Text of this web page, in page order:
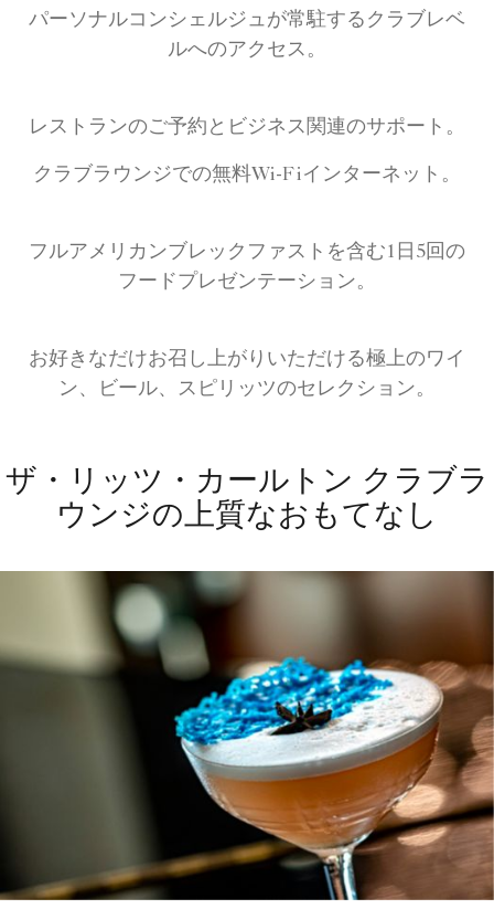
パーソナルコンシェルジュが常駐するクラブレベ
ルへのアクセス。
レストランのご予約とビジネス関連のサポート。
クラブラウンジでの無料Wi-Fiインターネット。
フルアメリカンブレックファストを含む1日5回の
フードプレゼンテーション。
お好きなだけお召し上がりいただける極上のワイ
ン、ビール、スピリッツのセレクション。
ザ・リッツ・カールトン クラブラ
ウンジの上質なおもてなし